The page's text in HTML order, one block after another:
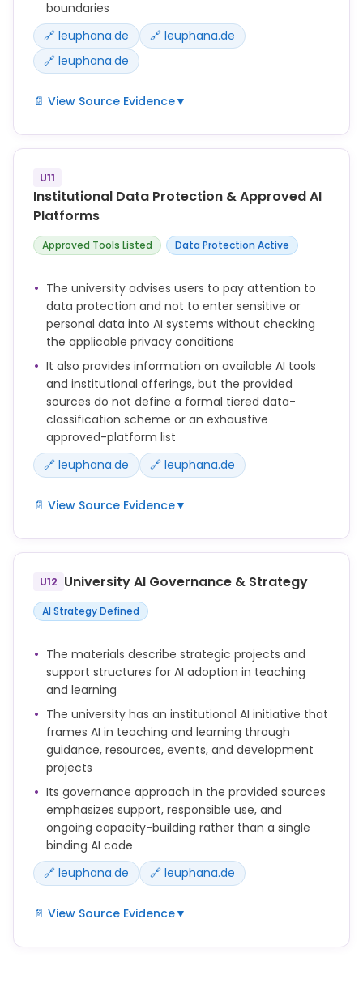
boundaries
🔗 leuphana.de
🔗 leuphana.de
🔗 leuphana.de
📄 View Source Evidence▼
Lehrende sollten mit den Studierenden zu
Semesterbeginn bzw. bei jeder Lehrveranstaltung
transparent vereinbaren, ob bzw. wie KI-Tools im
Rahmen der Lehrveranstaltung und in den
Prüfungsleistungen verwendet werden dürfen.
Die Entscheidung über den Umgang mit KI-Tools in
den einzelnen Lehrveranstaltungen und Prüfungen
Rahmenbedingungen getroffen.
Die Universität begleitet Lehrende beim Einsatz von
Künstlicher Intelligenz in Studium und Lehre mit
Fortbildungen, Materialien und Austauschformaten.
U11
Institutional Data Protection & Approved AI
Platforms
Approved Tools Listed Data Protection Active
The university advises users to pay attention to
data protection and not to enter sensitive or
personal data into AI systems without checking
the applicable privacy conditions
It also provides information on available AI tools
and institutional offerings, but the provided
sources do not define a formal tiered data-
classification scheme or an exhaustive
approved-platform list
🔗 leuphana.de
🔗 leuphana.de
📄 View Source Evidence▼
Beachten Sie beim Einsatz von KI-Systemen die
datenschutzrechtlichen Rahmenbedingungen.
Geben Sie keine personenbezogenen oder sensiblen
Daten in KI-Systeme ein, ohne die
Datenschutzbestimmungen sorgfältig geprüft zu
Auf dieser Seite finden Sie Informationen zu
ausgewählten KI-Tools sowie Hinweise zu deren
Einsatz in Studium und Lehre.
U12 University AI Governance & Strategy
AI Strategy Defined
The materials describe strategic projects and
support structures for AI adoption in teaching
and learning
The university has an institutional AI initiative that
frames AI in teaching and learning through
guidance, resources, events, and development
projects
Its governance approach in the provided sources
emphasizes support, responsible use, and
ongoing capacity-building rather than a single
binding AI code
🔗 leuphana.de
🔗 leuphana.de
📄 View Source Evidence▼
Die Leuphana Universität Lüneburg begleitet die